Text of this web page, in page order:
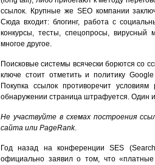
ссылок. Крупные же SEO компании
Сюда входит: блогинг, работа с
конкурсы, тесты, спецопросы, вирусный
многое другое.
Поисковые системы всячески борются со
ключе стоит отметить и политику
Покупка ссылок противоречит
обнаружении страница штрафуется. Один
Не участвуйте в схемах построения
сайта или PageRank.
Год назад на конференции SES
официально заявил о том, что